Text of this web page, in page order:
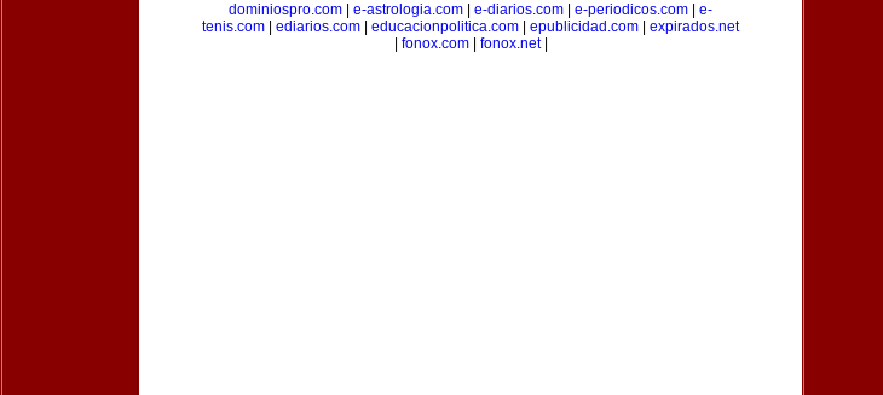
dominiospro.com
e-astrologia.com e-diarios.com e-periodicos.com
e-
tenis.com
ediarios.com educacionpolitica.com epublicidad.com
expirados.net
fonox.com| fonox.net|